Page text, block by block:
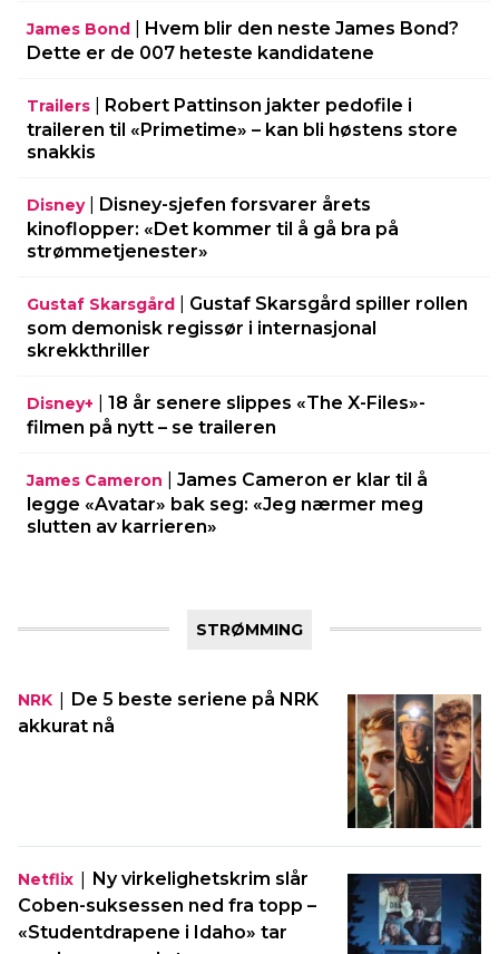
James Bond
Hvem blir den neste James Bond?
Dette er de 007 heteste kandidatene
Trailers
Robert Pattinson jakter pedofile i
traileren til «Primetime» – kan bli høstens store
snakkis
Disney| Disney-sjefen forsvarer årets
kinoflopper: «Det kommer til å gå bra på
strømmetjenester»
Gustaf Skarsgård
Gustaf Skarsgård spiller rollen
som demonisk regissør i internasjonal
skrekkthriller
Disney+
18 år senere slippes «The X-Files»-
filmen på nytt – se traileren
James Cameron
James Cameron er klar til å
legge «Avatar» bak seg: «Jeg nærmer meg
slutten av karrieren»
STRØMMING
NRK | De 5 beste seriene på NRK
akkurat nå
Netflix | Ny virkelighetskrim slår
Coben-suksessen ned fra topp –
«Studentdrapene i Idaho» tar